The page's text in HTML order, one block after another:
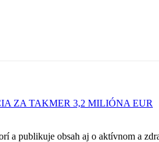
ZA TAKMER 3,2 MILIÓNA EUR
a publikuje obsah aj o aktívnom a